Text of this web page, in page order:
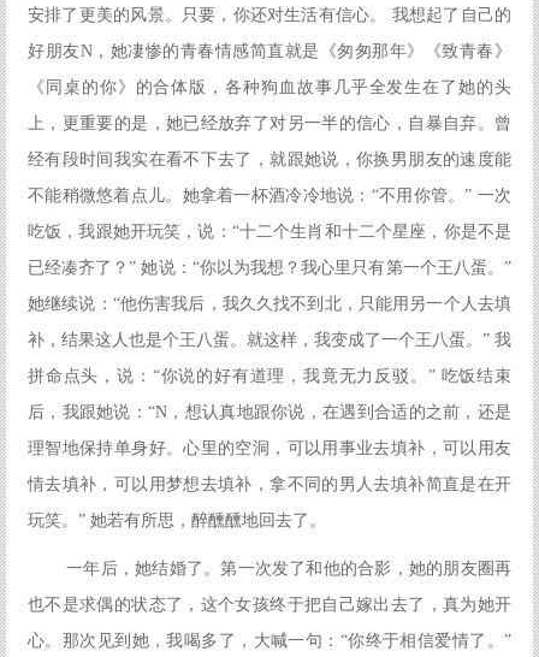
安排了更美的风景。只要，你还对生活有信心。 我想起了自己的
好朋友N，她凄惨的青春情感简直就是《匆匆那年》《致青春》
《同桌的你》的合体版，各种狗血故事几乎全发生在了她的头
上，更重要的是，她已经放弃了对另一半的信心，自暴自弃。曾
经有段时间我实在看不下去了，就跟她说，你换男朋友的速度能
不能稍微悠着点儿。她拿着一杯酒冷冷地说：“不用你管。” 一次
吃饭，我跟她开玩笑，说：“十二个生肖和十二个星座，你是不是
已经凑齐了？” 她说：“你以为我想？我心里只有第一个王八蛋。”
她继续说：“他伤害我后，我久久找不到北，只能用另一个人去填
补，结果这人也是个王八蛋。就这样，我变成了一个王八蛋。” 我
拼命点头，说：“你说的好有道理，我竟无力反驳。” 吃饭结束
后，我跟她说：“N，想认真地跟你说，在遇到合适的之前，还是
理智地保持单身好。心里的空洞，可以用事业去填补，可以用友
情去填补，可以用梦想去填补，拿不同的男人去填补简直是在开
玩笑。” 她若有所思，醉醺醺地回去了。
一年后，她结婚了。第一次发了和他的合影，她的朋友圈再
也不是求偶的状态了，这个女孩终于把自己嫁出去了，真为她开
心。那次见到她，我喝多了，大喊一句：“你终于相信爱情了。”